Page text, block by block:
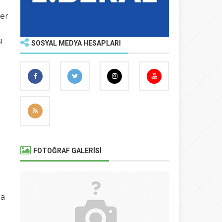
SOSYAL MEDYA HESAPLARI
FOTOĞRAF GALERİSİ